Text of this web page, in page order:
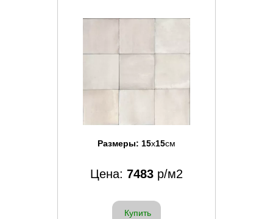
Размеры: 15x15см
Цена: 7483 р/м2
Купить